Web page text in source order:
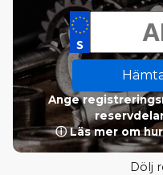
Ange
ⓘ Läs mer om
Dölj